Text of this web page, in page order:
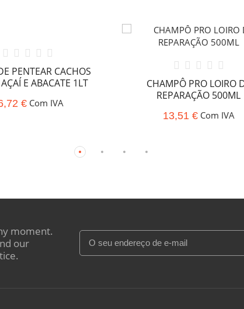
PENTEAR CACHOS
E ABACATE 1LT
€ Com IVA
CHAMPÔ PRO LOIRO
REPARAÇÃO 500ML
13,51 €Com IVA
moment.
our